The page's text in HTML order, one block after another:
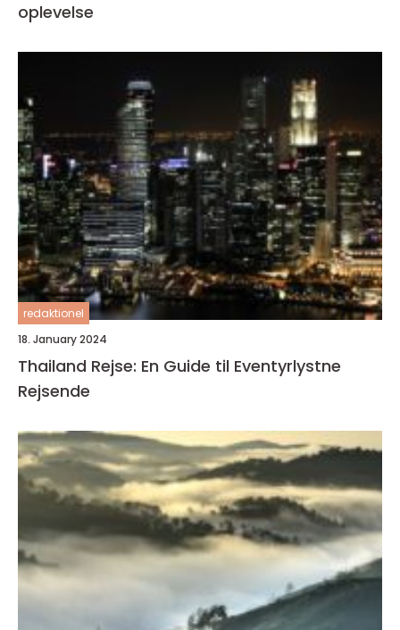
oplevelse
redaktionel
18. January 2024
Thailand Rejse: En Guide til Eventyrlystne
Rejsende